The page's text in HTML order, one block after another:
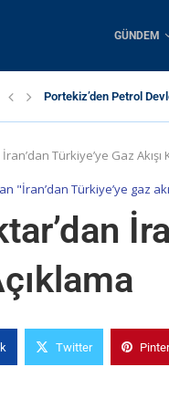
GÜNDEM
Portekiz’den Petrol
6. Dünya Enerji
Yenilenebilir Enerjide
Uluç Hukuk: Bursa’da
Ankara’da Tarihi Zirve:
EIA Raporu: Yapay
Enda Enerji’nin Bağlı
Arabanız Gerçekten
Yılın Set Aşkı
Türkiye’ye Gaz
"İran’dan Türkiye’ye gaz
Twitter